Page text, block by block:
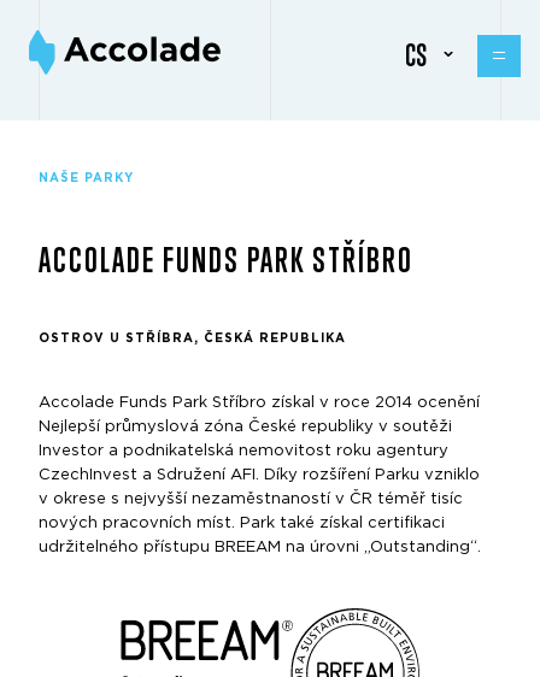
CS
NAŠE PARKY
ACCOLADE FUNDS PARK STŘÍBRO
OSTROV U STŘÍBRA, ČESKÁ REPUBLIKA
Accolade Funds Park Stříbro získal v roce 2014 ocenění
Nejlepší průmyslová zóna České republiky v soutěži
Investor a podnikatelská nemovitost roku agentury
CzechInvest a Sdružení AFI. Díky rozšíření Parku vzniklo
v okrese s nejvyšší nezaměstnaností v ČR téměř tisíc
nových pracovních míst. Park také získal certifikaci
udržitelného přístupu BREEAM na úrovni „Outstanding“.